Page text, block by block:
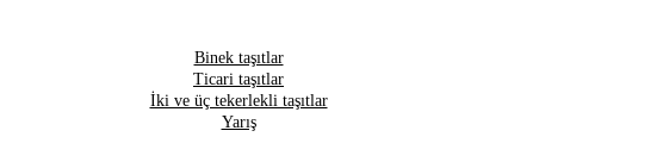
Binek taşıtlar
Ticari taşıtlar
İki ve üç tekerlekli taşıtlar
Yarış